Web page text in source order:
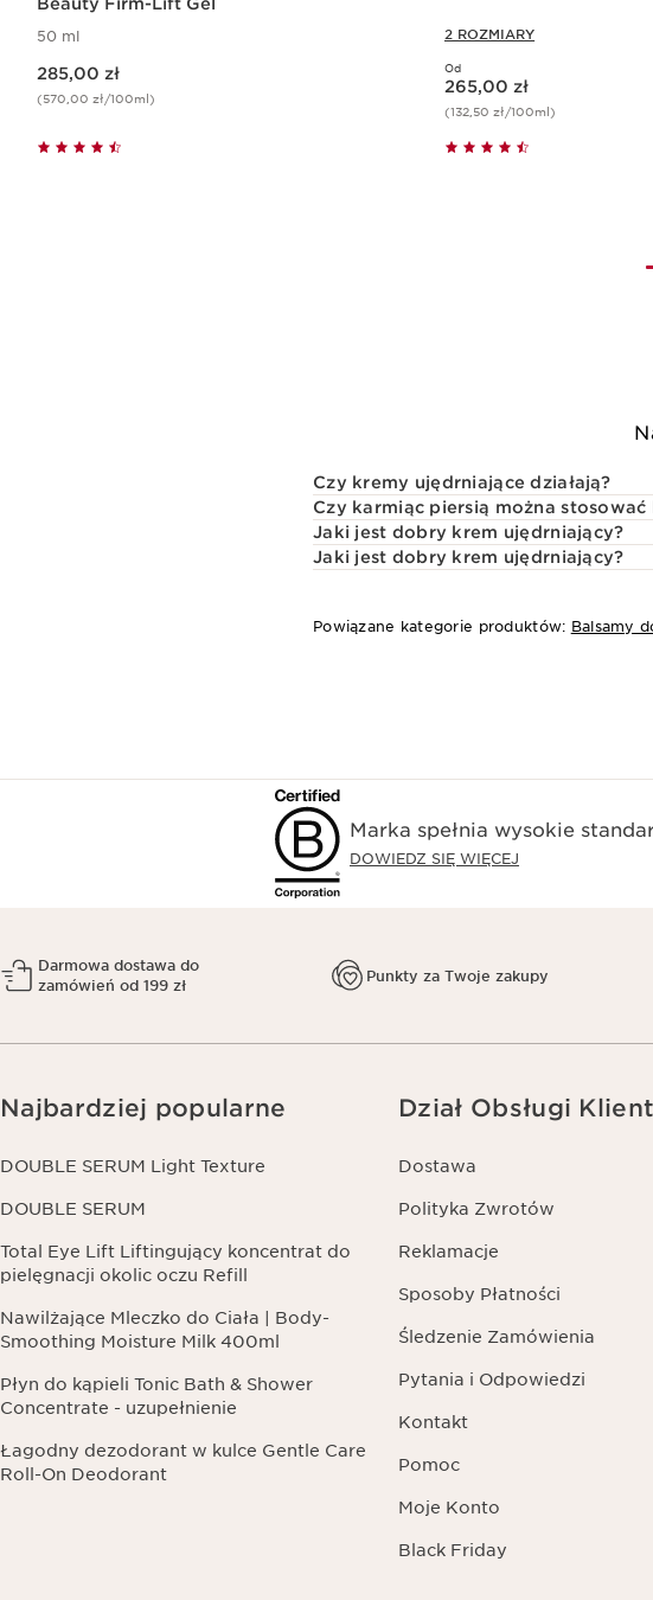
50 ml
285,00 zł
(570,00 zł/100ml)
2 ROZMIARY
Od
Aktualna cena 265,00 zł
265,00 zł
(132,50 zł/100ml)
Czy kremy ujędrniające działają?
Czy karmiąc piersią można
Jaki jest dobry krem ujędrniający?
Jaki jest dobry krem ujędrniający?
Powiązane kategorie produktów: Balsamy
Marka spełnia wysokie
DOWIEDZ SIĘ WIĘCEJ
Darmowa dostawa do
zamówień od 199 zł
Punkty za Twoje zakupy
Najbardziej popularne
DOUBLE SERUM Light Texture
DOUBLE SERUM
Total Eye Lift Liftingujący koncentrat do
pielęgnacji okolic oczu Refill
Nawilżające Mleczko do Ciała | Body-
Smoothing Moisture Milk 400ml
Płyn do kąpieli Tonic Bath & Shower
Concentrate - uzupełnienie
Łagodny dezodorant w kulce Gentle Care
Roll-On Deodorant
Dział Obsługi
Dostawa
Polityka Zwrotów
Reklamacje
Sposoby Płatności
Śledzenie Zamówienia
Pytania i Odpowiedzi
Kontakt
Pomoc
Moje Konto
Black Friday